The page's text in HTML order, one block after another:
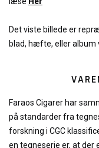
Det viste billede er
blad, hæfte, eller album
Faraos Cigarer har
på standarder fra
forskning i CGC
en tegneserie er, at